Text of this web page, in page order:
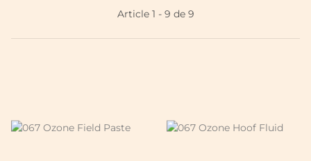
Article 1 - 9 de 9